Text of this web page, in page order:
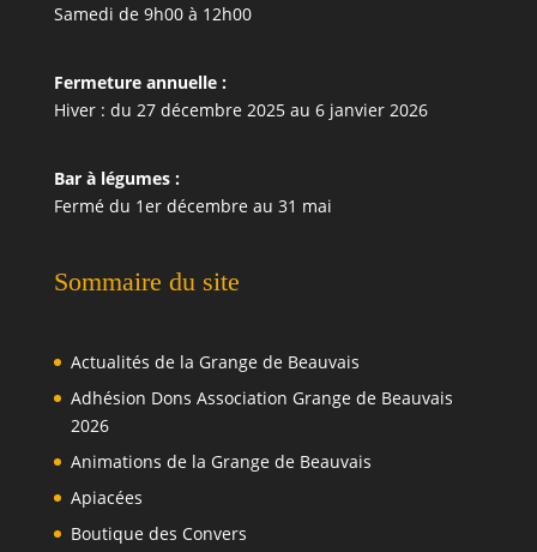
Samedi de 9h00 à 12h00
Fermeture annuelle :
Hiver : du 27 décembre 2025 au 6 janvier 2026
Bar à légumes :
Fermé du 1er décembre au 31 mai
Sommaire du site
Actualités de la Grange de Beauvais
Adhésion Dons Association Grange de Beauvais
2026
Animations de la Grange de Beauvais
Apiacées
Boutique des Convers